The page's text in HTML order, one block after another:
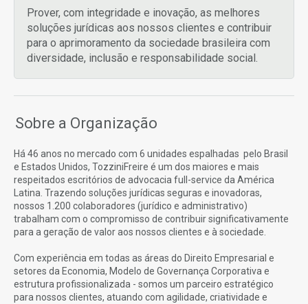
Prover, com integridade e inovação, as melhores
soluções jurídicas aos nossos clientes e contribuir
para o aprimoramento da sociedade brasileira com
diversidade, inclusão e responsabilidade social.
Sobre a Organização
Há 46 anos no mercado com 6 unidades espalhadas pelo Brasil
e Estados Unidos, TozziniFreire é um dos maiores e mais
respeitados escritórios de advocacia full-service da América
Latina. Trazendo soluções jurídicas seguras e inovadoras,
nossos 1.200 colaboradores (jurídico e administrativo)
trabalham com o compromisso de contribuir significativamente
para a geração de valor aos nossos clientes e à sociedade.
Com experiência em todas as áreas do Direito Empresarial e
setores da Economia, Modelo de Governança Corporativa e
estrutura profissionalizada - somos um parceiro estratégico
para nossos clientes, atuando com agilidade, criatividade e